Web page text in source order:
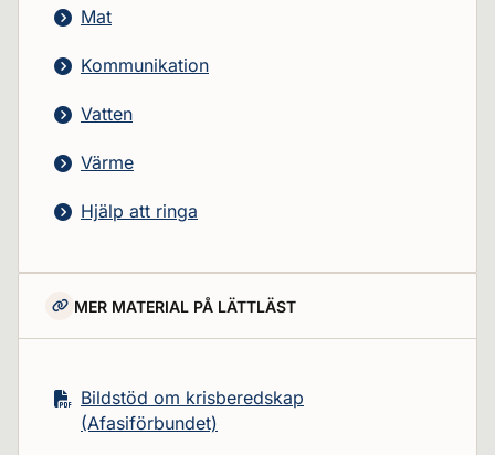
Mat
Kommunikation
Vatten
Värme
Hjälp att ringa
MER MATERIAL PÅ LÄTTLÄST
Bildstöd om krisberedskap
(Afasiförbundet)